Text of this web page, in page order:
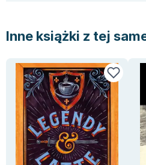
Inne książki z tej